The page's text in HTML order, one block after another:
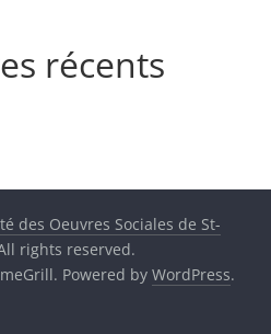
récents
des Oeuvres Sociales de St-
rights reserved.
Powered by WordPress.